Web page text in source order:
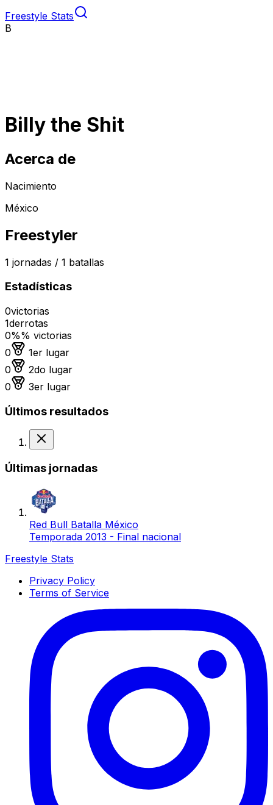
Freestyle Stats
B
Billy the Shit
Acerca de
Nacimiento
México
Freestyler
1 jornadas / 1 batallas
Estadísticas
0victorias
1derrotas
0%% victorias
0
Medalla de oro
1er lugar
0
Medalla de plata
2do lugar
0
Medalla de bronce
3er lugar
Últimos resultados
Últimas jornadas
Red Bull Batalla México
Temporada 2013 - Final nacional
Freestyle Stats
Privacy Policy
Terms of Service